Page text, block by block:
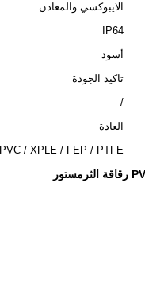
الايبوكسي والمعادن
IP64
أسود
تاكيد الجودة
/
العادة
PVC / XPLE / FEP / PTFE